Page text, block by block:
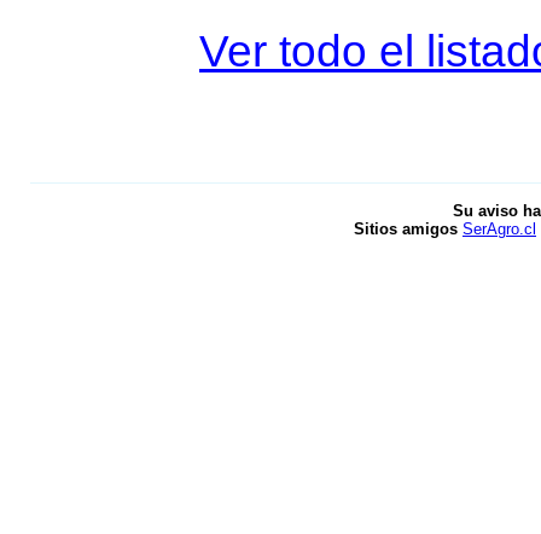
Ver todo el
Su aviso
Sitios amigos SerAgro.cl